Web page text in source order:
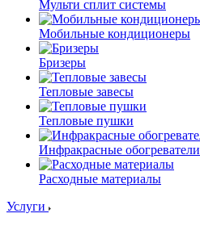
Мульти сплит системы
Мобильные кондиционеры
Бризеры
Тепловые завесы
Тепловые пушки
Инфракрасные обогреватели
Расходные материалы
Услуги